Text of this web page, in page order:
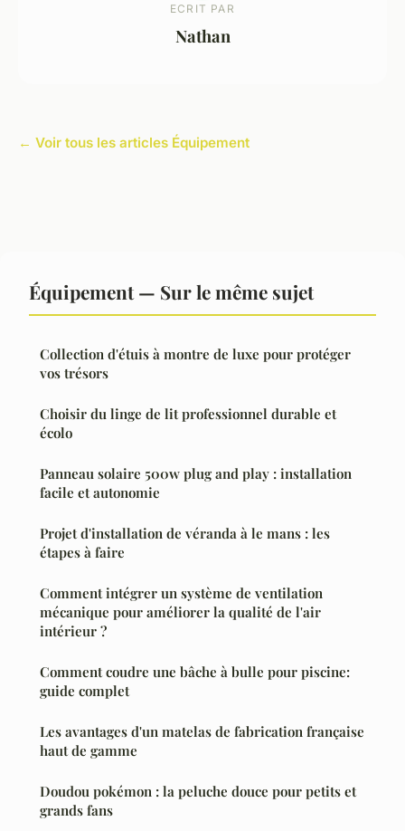
ECRIT PAR
Nathan
← Voir tous les articles Équipement
Équipement — Sur le même sujet
Collection d'étuis à montre de luxe pour protéger
vos trésors
Choisir du linge de lit professionnel durable et
écolo
Panneau solaire 500w plug and play : installation
facile et autonomie
Projet d'installation de véranda à le mans : les
étapes à faire
Comment intégrer un système de ventilation
mécanique pour améliorer la qualité de l'air
intérieur ?
Comment coudre une bâche à bulle pour piscine:
guide complet
Les avantages d'un matelas de fabrication française
haut de gamme
Doudou pokémon : la peluche douce pour petits et
grands fans